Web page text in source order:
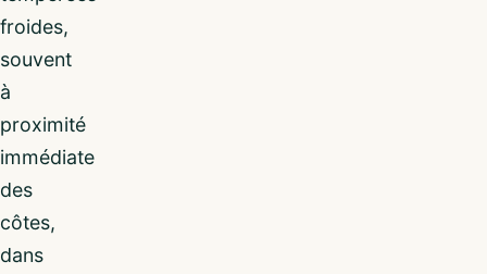
froides,
souvent
à
proximité
immédiate
des
côtes,
dans